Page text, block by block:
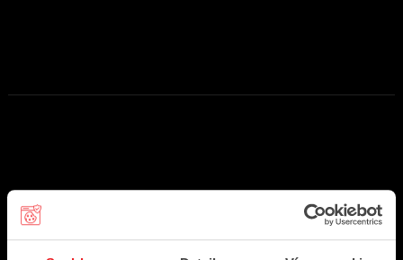
Rychlé odkazy
Program